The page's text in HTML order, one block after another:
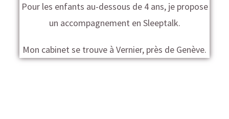
Pour les enfants au-dessous de 4 ans, je propose
un accompagnement en Sleeptalk.
Mon cabinet se trouve à Vernier, près de Genève.